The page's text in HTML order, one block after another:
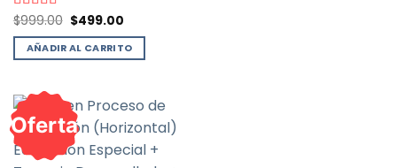
Valorado
con4.93de
$999.00 El
precio
original
era:
$999.00.
$499.00El
actual
es:
$499.00.
AÑADIR AL CARRITO
Oferta